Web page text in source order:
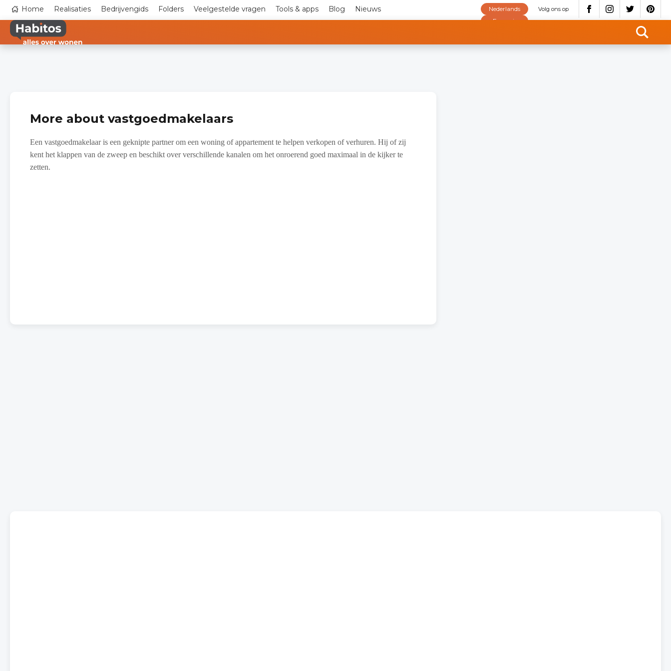
main
content
Top Home Realisaties Bedrijvengids Folders Veelgestelde vragen Tools & apps Blog Nieuws Volg ons op
Nederlands
Français
More about vastgoedmakelaars
Een vastgoedmakelaar is een geknipte partner om een woning of appartement te helpen verkopen of verhuren. Hij of zij
kent het klappen van de zweep en beschikt over verschillende kanalen om het onroerend goed maximaal in de kijker te
zetten.